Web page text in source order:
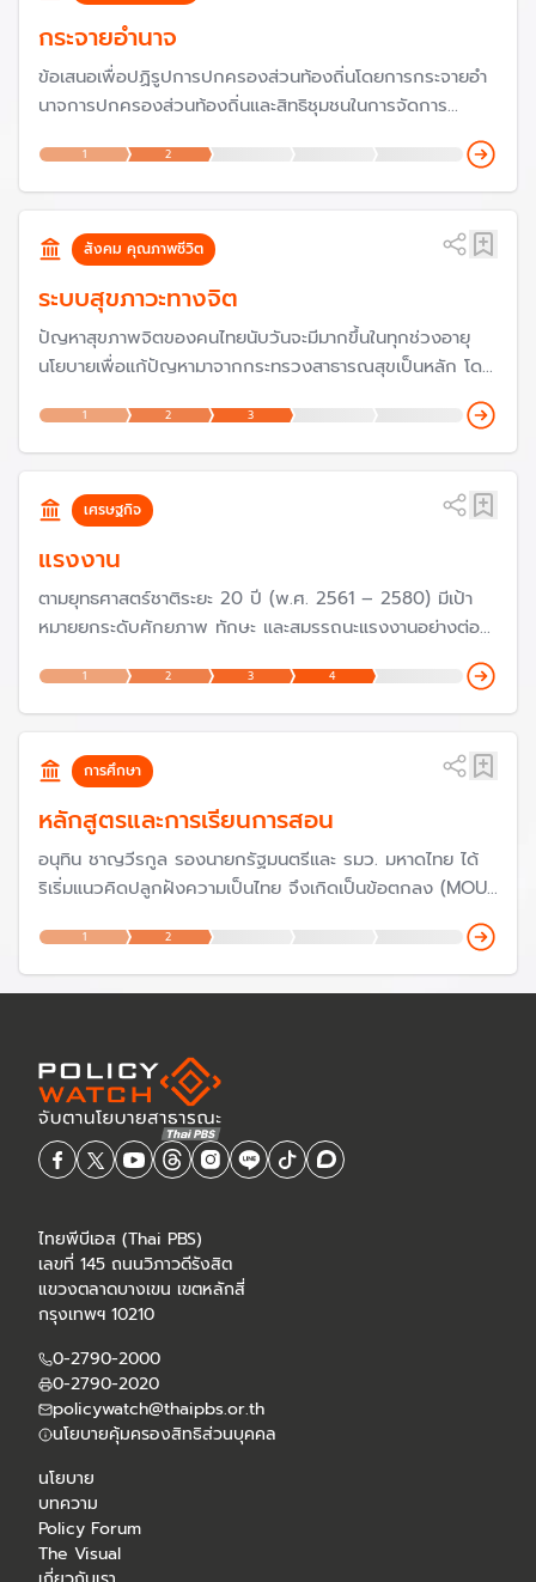
กระจายอำนาจ
ข้อเสนอเพื่อปฏิรูปการปกครองส่วนท้องถิ่นโดยการกระจายอำ
นาจการปกครองส่วนท้องถิ่นและสิทธิชุมชนในการจัดการ
10 ข้อเสนอเชิงนโยบายที่ยื่นต่อรัฐบาล 'เศรษฐา ทวีสิน' สอดรับ
กับการเคลื่อนไหวจากหลายภาคส่วนในสังคมที่เรียกร้องกระจาย
1 2
สังคม คุณภาพชีวิต
ระบบสุขภาวะทางจิต
ปัญหาสุขภาพจิตของคนไทยนับวันจะมีมากขึ้นในทุกช่วงอายุ
นโยบายเพื่อแก้ปัญหามาจากกระทรวงสาธารณสุขเป็นหลัก โดย
รัฐบาลชุดปัจจุบัน ได้บรรจุนโยบายด้านสุขภาพจิตไว้เป็น 1 ใน
นโยบาย "ยกระดับ 30 บาทพลัส" แต่จะสามารถคลี่คลายปัญหา
ได้หรือไม่ ในเมื่อสุขภาพจิตเกี่ยวข้องกับสภาพแวดล้อมทาง
1 2 3
เศรษฐกิจ
แรงงาน
ตามยุทธศาสตร์ชาติระยะ 20 ปี (พ.ศ. 2561 – 2580) มีเป้า
หมายยกระดับศักยภาพ ทักษะ และสมรรถนะแรงงานอย่างต่อ
ทำงานตามหลักการทำงานที่มีคุณค่าเพื่อสร้างผลิตภาพเพิ่มให้
กับประเทศ
1 2 3 4
การศึกษา
หลักสูตรและการเรียนการสอน
อนุทิน ชาญวีรกูล รองนายกรัฐมนตรีและ รมว. มหาดไทย ได้
ริเริ่มแนวคิดปลูกฝังความเป็นไทย จึงเกิดเป็นข้อตกลง (MOU)
จิตสำนึกความเป็นไทย” โดยมีเจ้าภาพร่วมเป็น 4 กระทรวงใน
สังกัดพรรคภูมิใจไทย ได้แก่ กระทรวงมหาดไทย กระทรวง
1 2
ไทยพีบีเอส (Thai PBS)
เลขที่ 145 ถนนวิภาวดีรังสิต
แขวงตลาดบางเขน เขตหลักสี่
กรุงเทพฯ 10210
0-2790-2000
0-2790-2020
policywatch@thaipbs.or.th
นโยบายคุ้มครองสิทธิส่วนบุคคล
นโยบาย
บทความ
Policy Forum
The Visual